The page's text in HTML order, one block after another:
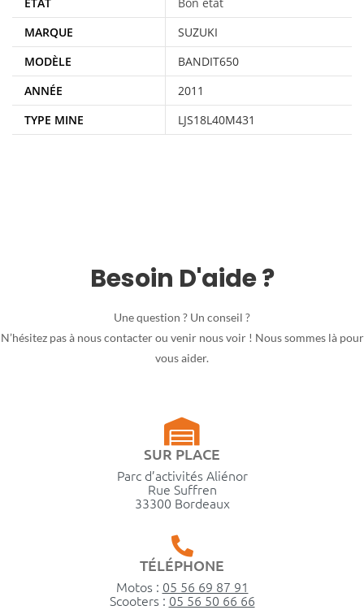
MARQUE
SUZUKI
MODÈLE
BANDIT650
ANNÉE
2011
TYPE MINE
LJS18L40M431
Besoin D'aide ?
Une question ? Un conseil ?
N’hésitez pas à nous contacter ou venir nous voir ! Nous sommes là pour
vous aider.
SUR PLACE
Parc d’activités Aliénor
Rue Suffren
33300 Bordeaux
TÉLÉPHONE
Motos : 05 56 69 87 91
Scooters : 05 56 50 66 66